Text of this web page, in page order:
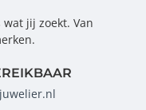
jij zoekt. Van